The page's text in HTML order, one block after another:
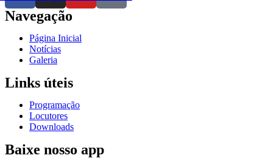
Navegação
Página Inicial
Notícias
Galeria
Links úteis
Programação
Locutores
Downloads
Baixe nosso app